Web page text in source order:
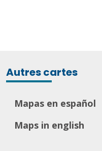
Autres cartes
Mapas en español
Maps in english